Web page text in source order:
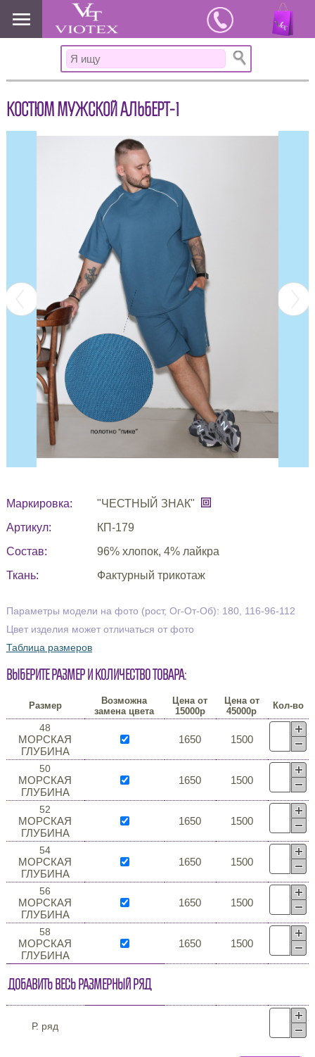
www.viotex37.ru
КОСТЮМ МУЖСКОЙ АЛЬБЕРТ-1
Маркировка:
"ЧЕСТНЫЙ ЗНАК"
Артикул:
КП-179
Состав:
96% хлопок, 4% лайкра
Ткань:
Фактурный трикотаж
Параметры модели на фото (рост, Ог-От-Об): 180, 116-96-112
Цвет изделия может отличаться от фото
Таблица размеров
Выберите размер и количество товара:
Размер
Возможна
замена цвета
Цена от
15000р
Цена от
45000р
Кол-во
48
МОРСКАЯ
ГЛУБИНА
1650 1500
50
МОРСКАЯ
ГЛУБИНА
1650 1500
52
МОРСКАЯ
ГЛУБИНА
1650 1500
54
МОРСКАЯ
ГЛУБИНА
1650 1500
56
МОРСКАЯ
ГЛУБИНА
1650 1500
58
МОРСКАЯ
ГЛУБИНА
1650 1500
Добавить весь размерный ряд
Р. ряд